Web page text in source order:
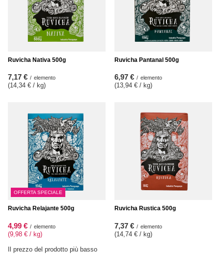
Ruvicha Nativa 500g
7,17 € / elemento
(14,34 € / kg)
Ruvicha Pantanal 500g
6,97 € / elemento
(13,94 € / kg)
OFFERTA SPECIALE
Ruvicha Relajante 500g
4,99 € / elemento
(9,98 € / kg)
Il prezzo del prodotto più basso
Ruvicha Rustica 500g
7,37 € / elemento
(14,74 € / kg)